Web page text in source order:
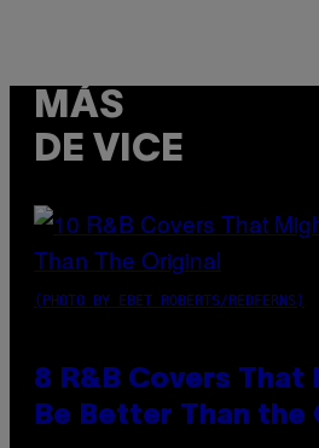
MÁS
DE VICE
(PHOTO BY EBET ROBERTS/REDFERNS)
8 R&B Covers
Be Better Than the